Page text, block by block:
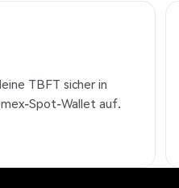
TBFT sicher in
Spot-Wallet auf.